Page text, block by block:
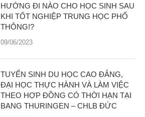
HƯỚNG ĐI NÀO CHO HỌC SINH SAU
KHI TỐT NGHIỆP TRUNG HỌC PHỔ
THÔNG!?
09/06/2023
TUYỂN SINH DU HỌC CAO ĐẲNG,
ĐẠI HỌC THỰC HÀNH VÀ LÀM VIỆC
THEO HỢP ĐỒNG CÓ THỜI HẠN TẠI
BANG THURINGEN – CHLB ĐỨC